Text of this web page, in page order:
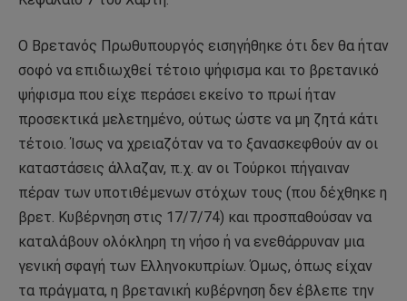
Ο Βρετανός Πρωθυπουργός εισηγήθηκε ότι δεν θα ήταν
σοφό να επιδιωχθεί τέτοιο ψήφισμα και το βρετανικό
ψήφισμα που είχε περάσει εκείνο το πρωί ήταν
προσεκτικά μελετημένο, ούτως ώστε να μη ζητά κάτι
τέτοιο. Ίσως να χρειαζόταν να το ξανασκεφθούν αν οι
καταστάσεις άλλαζαν, π.χ. αν οι Τούρκοι πήγαιναν
πέραν των υποτιθέμενων στόχων τους (που δέχθηκε η
βρετ. Κυβέρνηση στις 17/7/74) και προσπαθούσαν να
καταλάβουν ολόκληρη τη νήσο ή να ενεθάρρυναν μια
γενική σφαγή των Ελληνοκυπρίων. Όμως, όπως είχαν
τα πράγματα, η βρετανική κυβέρνηση δεν έβλεπε την